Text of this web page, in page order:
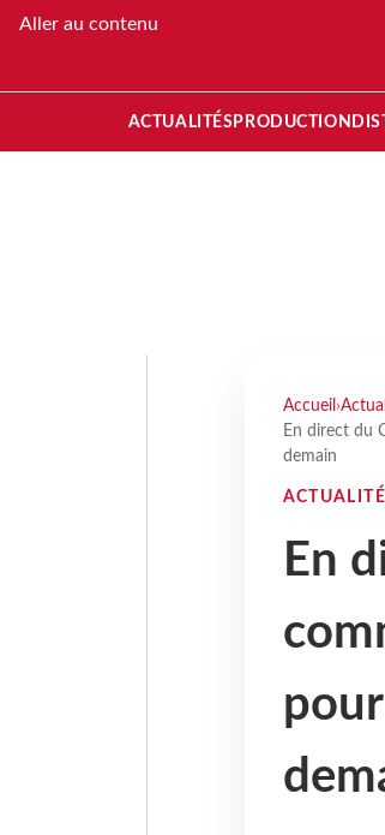
Aller au contenu
ACTUALITÉS PRODUCTION
Accueil ›
En direct du
demain
En